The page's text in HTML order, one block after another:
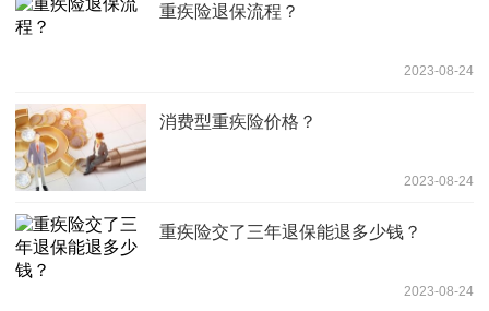
重疾险退保流程？
2023-08-24
消费型重疾险价格？
2023-08-24
重疾险交了三年退保能退多少钱？
2023-08-24